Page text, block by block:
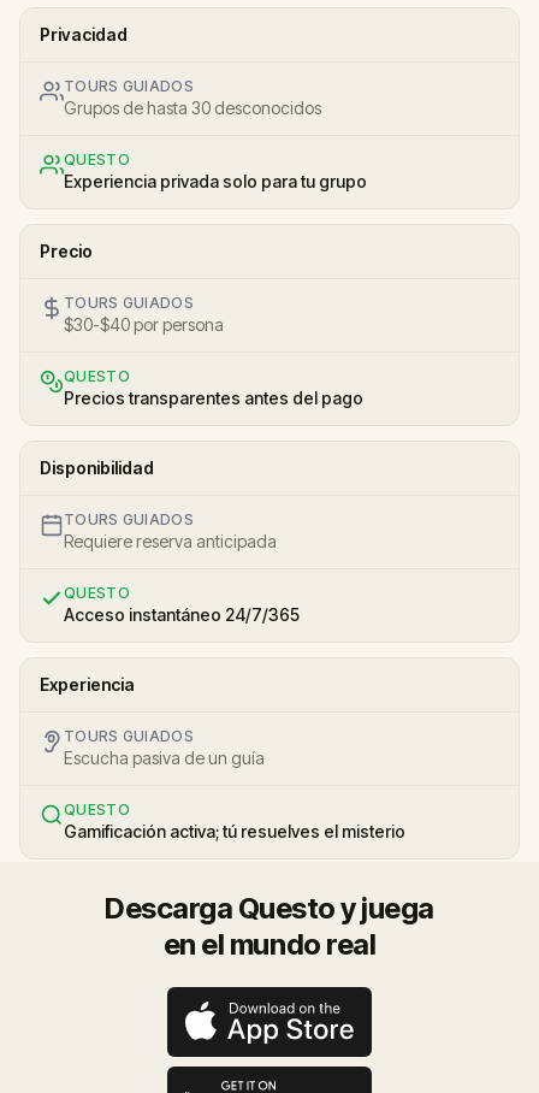
Privacidad
TOURS GUIADOS
Grupos de hasta 30 desconocidos
QUESTO
Experiencia privada solo para tu grupo
Precio
TOURS GUIADOS
$30-$40 por persona
QUESTO
Precios transparentes antes del pago
Disponibilidad
TOURS GUIADOS
Requiere reserva anticipada
QUESTO
Acceso instantáneo 24/7/365
Experiencia
TOURS GUIADOS
Escucha pasiva de un guía
QUESTO
Gamificación activa; tú resuelves el misterio
Descarga Questo y juega
en el mundo real